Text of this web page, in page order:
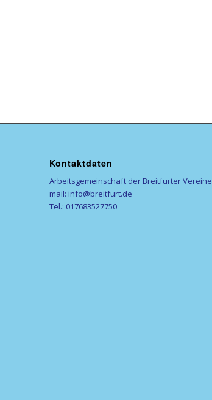
Kontaktdaten
Arbeitsgemeinschaft der Breitfurter Vereine
mail: info@breitfurt.de
Tel.: 017683527750